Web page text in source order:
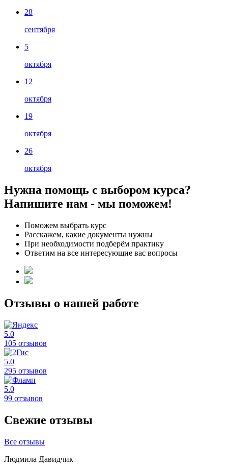
28
сентября
5
октября
12
октября
19
октября
26
октября
Нужна помощь с выбором курса?
Напишите нам - мы поможем!
Поможем выбрать курс
Расскажем, какие документы нужны
При необходимости подберём практику
Ответим на все интересующие вас вопросы
Отзывы о нашей работе
5.0
105 отзывов
5.0
295 отзывов
5.0
99 отзывов
Свежие отзывы
Все отзывы
Людмила Давидчик